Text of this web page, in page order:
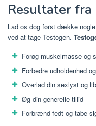
Resultater
Lad os dog først dække
ved at tage Testogen.
Forøg muskelmasse og
Forbedre udholdenhed
Overlad din sexlyst og
Øg din generelle tillid
Forbrænd fedt og tabe